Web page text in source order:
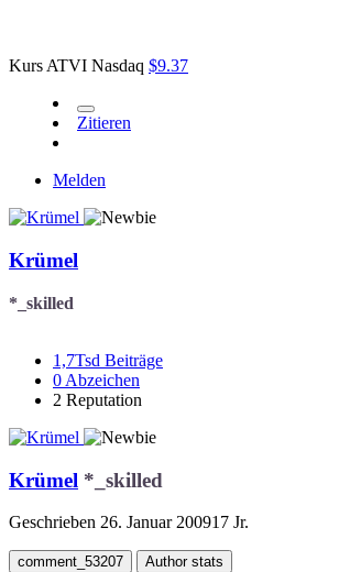
Kurs ATVI Nasdaq $9.37
Zitieren
Melden
Krümel
*_skilled
1,7Tsd Beiträge
0 Abzeichen
2 Reputation
Krümel *_skilled
Geschrieben 26. Januar 200917 Jr.
comment_53207 Author stats